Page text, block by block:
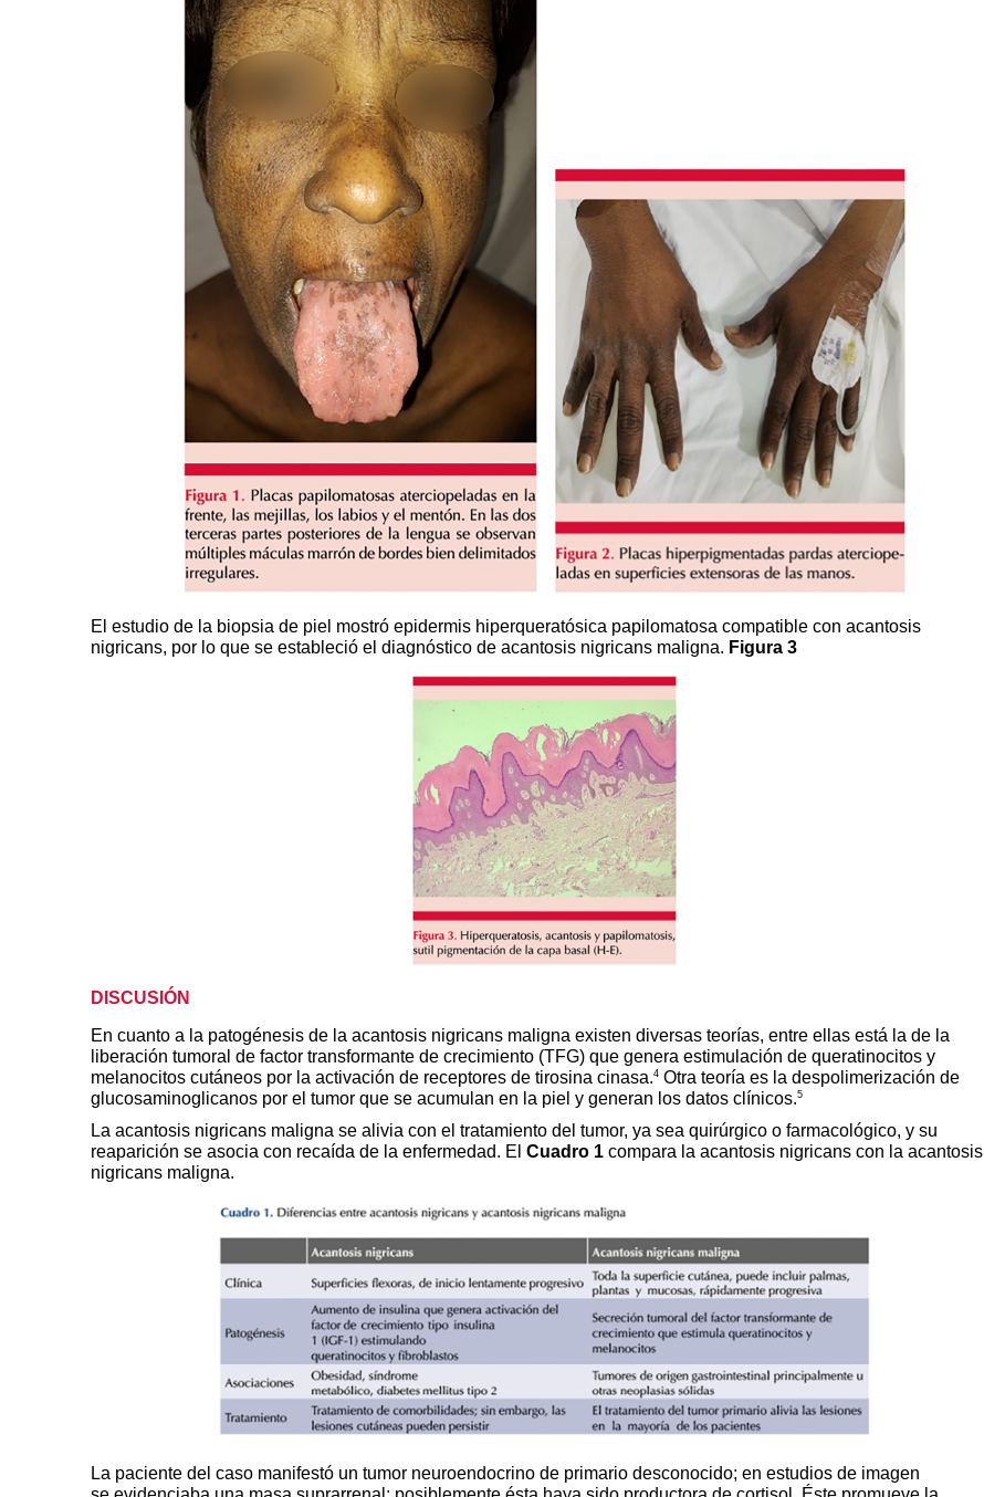
El estudio de la biopsia de piel mostró epidermis hiperqueratósica papilomatosa compatible con acantosis
nigricans, por lo que se estableció el diagnóstico de acantosis nigricans maligna. Figura 3
DISCUSIÓN
En cuanto a la patogénesis de la acantosis nigricans maligna existen diversas teorías, entre ellas está la de la
liberación tumoral de factor transformante de crecimiento (TFG) que genera estimulación de queratinocitos y
melanocitos cutáneos por la activación de receptores de tirosina cinasa.4 Otra teoría es la despolimerización de
glucosaminoglicanos por el tumor que se acumulan en la piel y generan los datos clínicos.5
La acantosis nigricans maligna se alivia con el tratamiento del tumor, ya sea quirúrgico o farmacológico, y su
reaparición se asocia con recaída de la enfermedad. El Cuadro 1 compara la acantosis nigricans con la acantosis
nigricans maligna.
La paciente del caso manifestó un tumor neuroendocrino de primario desconocido; en estudios de imagen